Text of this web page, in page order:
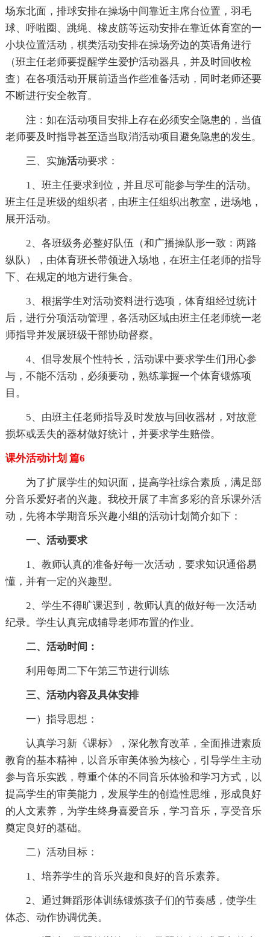
场东北面，排球安排在操场中间靠近主席台位置，羽毛
球、呼啦圈、跳绳、橡皮筋等运动安排在靠近体育室的一
小块位置活动，棋类活动安排在操场旁边的英语角进行
（班主任老师要提醒学生爱护活动器具，并及时回收检
查）在各项活动开展前适当作些准备活动，同时老师还要
不断进行安全教育。
注：如在活动项目安排上存在必须安全隐患的，当值
老师要及时指导甚至适当取消活动项目避免隐患的发生。
三、实施活动要求：
1、班主任要求到位，并且尽可能参与学生的活动。
班主任是班级的组织者，由班主任组织出教室，进场地，
展开活动。
2、各班级务必整好队伍（和广播操队形一致：两路
纵队），由体育班长带领进入场地，在班主任老师的指导
下、在规定的地方进行集合。
3、根据学生对活动资料进行选项，体育组经过统计
后，进行分项活动管理，各活动区域由班主任老师统一老
师指导并发展班级干部协助督察。
4、倡导发展个性特长，活动课中要求学生们用心参
与，不能不活动，必须要动，熟练掌握一个体育锻炼项
目。
5、由班主任老师指导及时发放与回收器材，对故意
损坏或丢失的器材做好统计，并要求学生赔偿。
课外活动计划 篇6
为了扩展学生的知识面，提高学社综合素质，满足部
分音乐爱好者的兴趣。我校开展了丰富多彩的音乐课外活
动，先将本学期音乐兴趣小组的活动计划简介如下：
一、活动要求
1、教师认真的准备好每一次活动，要求知识通俗易
懂，并有一定的兴趣型。
2、学生不得旷课迟到，教师认真的做好每一次活动
纪录。学生认真完成辅导老师布置的作业。
二、活动时间：
利用每周二下午第三节进行训练
三、活动内容及具体安排
一）指导思想：
认真学习新《课标》，深化教育改革，全面推进素质
教育的基本精神，以音乐审美体验为核心，引导学生主动
参与音乐实践，尊重个体的不同音乐体验和学习方式，以
提高学生的审美能力，发展学生的创造性思维，形成良好
的人文素养，为学生终身喜爱音乐，学习音乐，享受音乐
奠定良好的基础。
二）活动目标：
1、培养学生的音乐兴趣和良好的音乐素养。
2、通过舞蹈形体训练锻炼孩子们的节奏感，使学生
体态、动作协调优美。